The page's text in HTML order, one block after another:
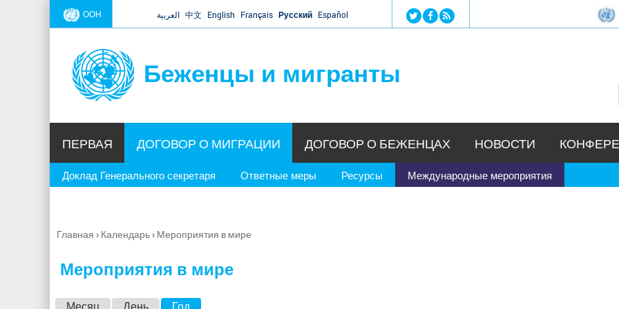
Jump to navigation
ООН العربية 中文 English Français Русский Español
Беженцы и мигранты
ПЕРВАЯ ДОГОВОР О МИГРАЦИИ
Доклад Генерального секретаря Ответные меры Ресурсы Международные мероприятия
ДОГОВОР О БЕЖЕНЦАХ НОВОСТИ
Вы
Главная › Календарь› Мероприятия в мире
Мероприятия в мире